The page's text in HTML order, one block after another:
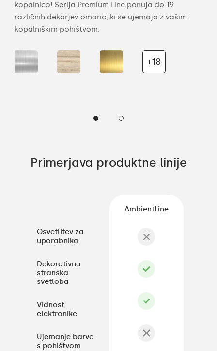
kopalnico! Serija Premium Line ponuja do 19
različnih dekorjev omaric, ki se ujemajo z vašim
kopalniškim pohištvom.
+18
Primerjava produktne linije
Osvetlitev za
uporabnika
Dekorativna
stranska
svetloba
Vidnost
elektronike
Ujemanje barve
s pohištvom
AmbientLine